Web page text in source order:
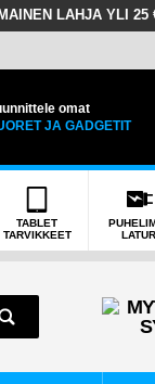
LAHJA YLI 25
omat
JA GADGETIT
TABLET
TARVIKKEET